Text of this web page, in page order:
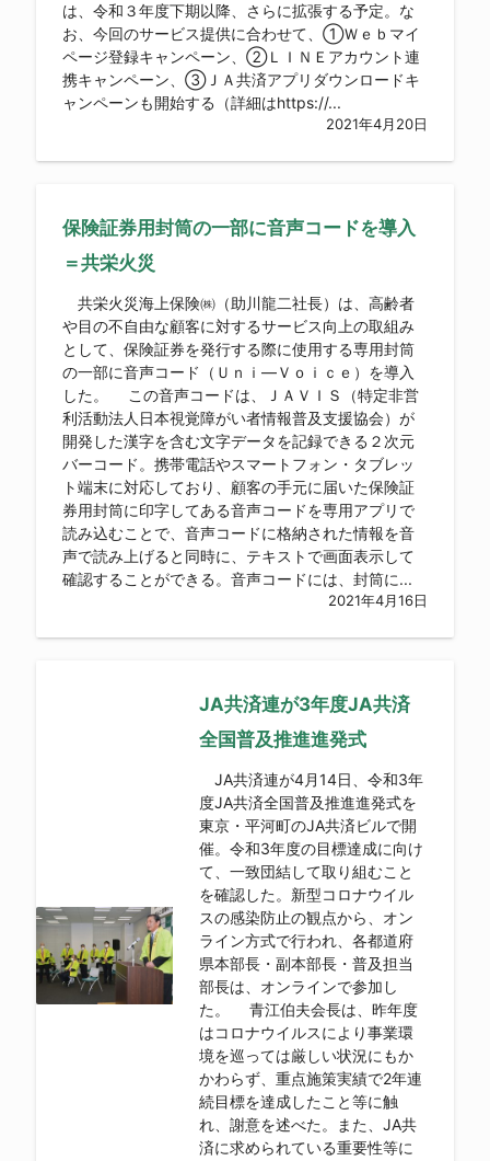
は、令和３年度下期以降、さらに拡張する予定。な
お、今回のサービス提供に合わせて、①Ｗｅｂマイ
ページ登録キャンペーン、②ＬＩＮＥアカウント連
携キャンペーン、③ＪＡ共済アプリダウンロードキ
ャンペーンも開始する（詳細はhttps://...
2021年4月20日
保険証券用封筒の一部に音声コードを導入
＝共栄火災
共栄火災海上保険㈱（助川龍二社長）は、高齢者
や目の不自由な顧客に対するサービス向上の取組み
として、保険証券を発行する際に使用する専用封筒
の一部に音声コード（Ｕｎｉ―Ｖｏｉｃｅ）を導入
した。 この音声コードは、ＪＡＶＩＳ（特定非営
利活動法人日本視覚障がい者情報普及支援協会）が
開発した漢字を含む文字データを記録できる２次元
バーコード。携帯電話やスマートフォン・タブレッ
ト端末に対応しており、顧客の手元に届いた保険証
券用封筒に印字してある音声コードを専用アプリで
読み込むことで、音声コードに格納された情報を音
声で読み上げると同時に、テキストで画面表示して
確認することができる。音声コードには、封筒に...
2021年4月16日
JA共済連が3年度JA共済
全国普及推進進発式
JA共済連が4月14日、令和3年
度JA共済全国普及推進進発式を
東京・平河町のJA共済ビルで開
催。令和3年度の目標達成に向け
て、一致団結して取り組むこと
を確認した。新型コロナウイル
スの感染防止の観点から、オン
ライン方式で行われ、各都道府
県本部長・副本部長・普及担当
部長は、オンラインで参加し
た。 青江伯夫会長は、昨年度
はコロナウイルスにより事業環
境を巡っては厳しい状況にもか
かわらず、重点施策実績で2年連
続目標を達成したこと等に触
れ、謝意を述べた。また、JA共
済に求められている重要性等に